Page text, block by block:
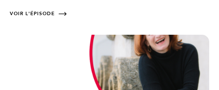
VOIR L'ÉPISODE